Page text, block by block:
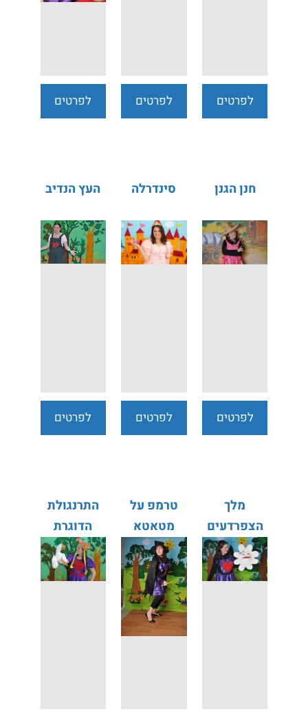
לפרטים
לפרטים
לפרטים
חנן הגנן
לפרטים
סינדרלה
לפרטים
העץ הנדיב
לפרטים
מלך
הצפרדעים
טרמפ על
מטאטא
התרנגולת
הדוגרת